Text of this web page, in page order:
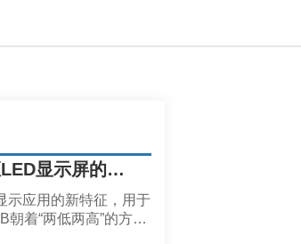
应用于微间距LED显示屏的Print Circuit Board 的趋势与新需求_微间距LED显示屏封装无铅锡膏焊料深圳福英达分享
示应用的新特征，用于
朝着“两低两高”的方向